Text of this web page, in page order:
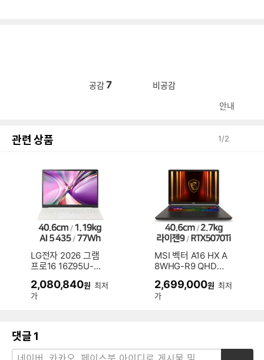
공감 7 비공감
안내
관련 상품 1/2
LG전자 2026 그램
프로16 16Z95U-G
B)
2,080,840원 최저
가
MSI 벡터 A16 HX A
8WHG-R9 QHD+
2,699,000원 최저
가
댓글 1